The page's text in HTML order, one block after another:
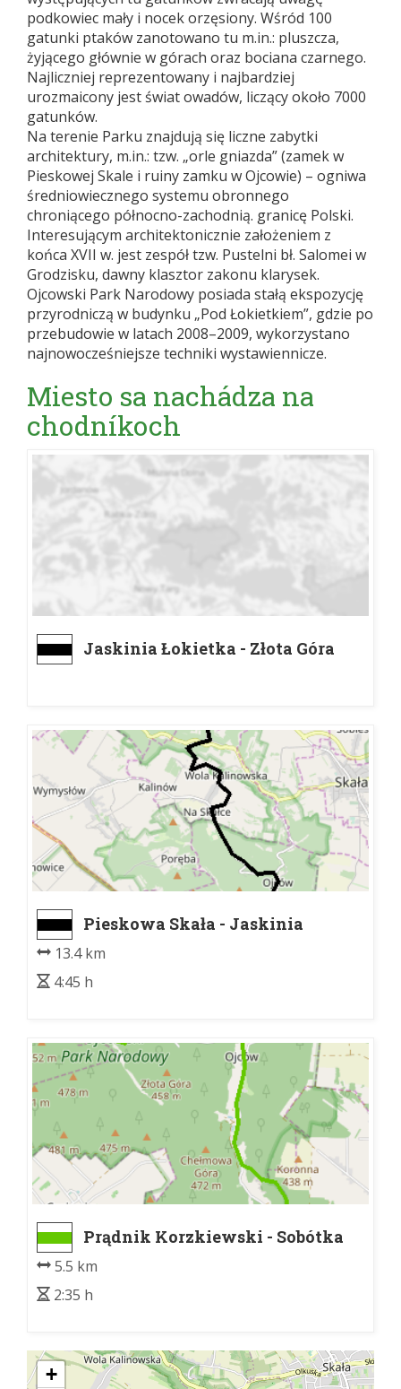
podkowiec mały i nocek orzęsiony. Wśród 100
gatunki ptaków zanotowano tu m.in.: pluszcza,
żyjącego głównie w górach oraz bociana czarnego.
Najliczniej reprezentowany i najbardziej
urozmaicony jest świat owadów, liczący około 7000
gatunków.
Na terenie Parku znajdują się liczne zabytki
architektury, m.in.: tzw. „orle gniazda” (zamek w
Pieskowej Skale i ruiny zamku w Ojcowie) – ogniwa
średniowiecznego systemu obronnego
chroniącego północno-zachodnią. granicę Polski.
Interesującym architektonicznie założeniem z
końca XVII w. jest zespół tzw. Pustelni bł. Salomei w
Grodzisku, dawny klasztor zakonu klarysek.
Ojcowski Park Narodowy posiada stałą ekspozycję
przyrodniczą w budynku „Pod Łokietkiem”, gdzie po
przebudowie w latach 2008–2009, wykorzystano
najnowocześniejsze techniki wystawiennicze.
Miesto sa nachádza na
chodníkoch
Jaskinia Łokietka - Złota Góra
Pieskowa Skała - Jaskinia
13.4 km
4:45 h
Prądnik Korzkiewski - Sobótka
(szl. ziel.) - Dolina Sąspowska
5.5 km
2:35 h
+